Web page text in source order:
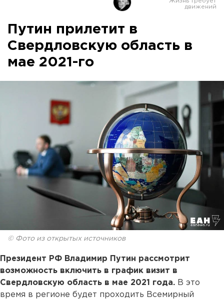
Путин прилетит в
Свердловскую область в
мае 2021-го
© Фото из открытых источников
Президент РФ Владимир Путин рассмотрит
возможность включить в график визит в
Свердловскую область в мае 2021 года. В это
время в регионе будет проходить Всемирный